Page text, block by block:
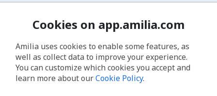
Cookies on app.amilia.com
Amilia uses cookies to enable some features, as
well as collect data to improve your experience.
You can customize which cookies you accept and
learn more about ourCookie Policy.